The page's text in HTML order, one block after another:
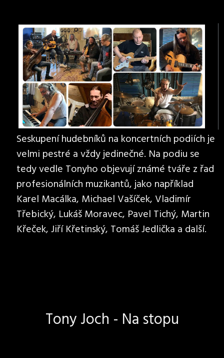
Seskupení hudebníků na koncertních podiích je
velmi pestré a vždy jedinečné. Na podiu se
tedy vedle Tonyho objevují známé tváře z řad
profesionálních muzikantů, jako například
Karel Macálka, Michael Vašíček, Vladimír
Třebický, Lukáš Moravec, Pavel Tichý, Martin
Křeček, Jiří Křetinský, Tomáš Jedlička a další.
Tony Joch - Na stopu